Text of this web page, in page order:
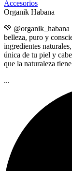
Accesorios
Organik Habana
💚
belleza, puro y
ingredientes
única de tu piel y
que la naturaleza
...